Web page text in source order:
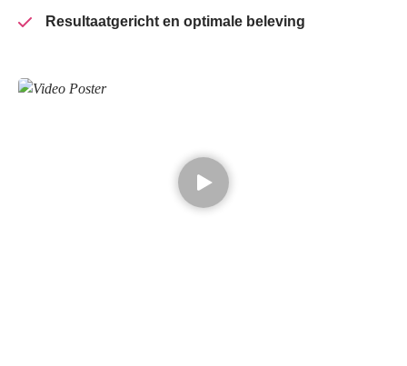
Resultaatgericht en optimale beleving